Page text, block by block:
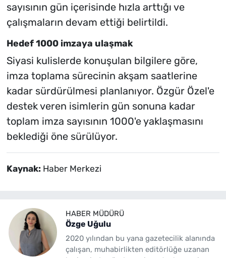
sayısının gün içerisinde hızla arttığı ve
çalışmaların devam ettiği belirtildi.
Hedef 1000 imzaya ulaşmak
Siyasi kulislerde konuşulan bilgilere göre,
imza toplama sürecinin akşam saatlerine
kadar sürdürülmesi planlanıyor. Özgür Özel'e
destek veren isimlerin gün sonuna kadar
toplam imza sayısının 1000'e yaklaşmasını
beklediği öne sürülüyor.
Kaynak: Haber Merkezi
HABER MÜDÜRÜ
Özge Uğulu
2020 yılından bu yana gazetecilik alanında
çalışan, muhabirlikten editörlüğe uzanan